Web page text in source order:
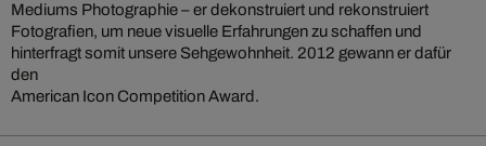
Mediums Photographie – er dekonstruiert und rekonstruiert
Fotografien, um neue visuelle Erfahrungen zu schaffen und
hinterfragt somit unsere Sehgewohnheit. 2012 gewann er dafür
den
American Icon Competition Award.